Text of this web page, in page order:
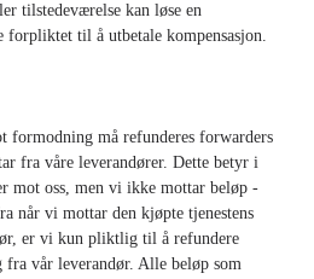
tilstedeværelse kan løse en
forpliktet til å utbetale kompensasjon.
formodning må refunderes forwarders
fra våre leverandører. Dette betyr i
mot oss, men vi ikke mottar beløp -
når vi mottar den kjøpte tjenestens
er vi kun pliktlig til å refundere
vår leverandør. Alle beløp som